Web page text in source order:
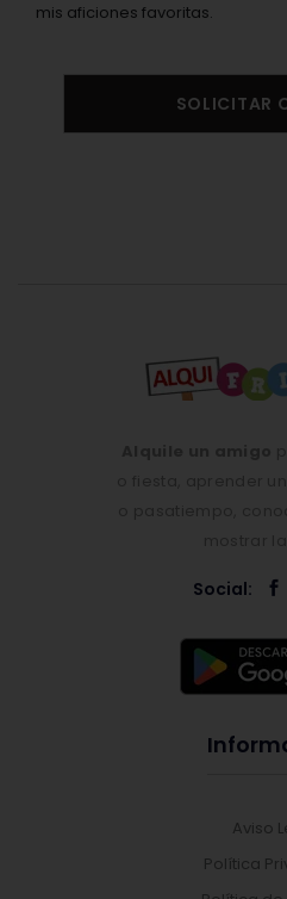
mis aficiones favoritas.
SOLICITAR
Social:
Aviso
Política